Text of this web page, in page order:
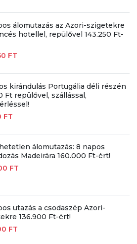
álomutazás az Azori-szigetekre
hotellel, repülővel 143.250 Ft-
FT
kirándulás Portugália déli részén
Ft repülővel, szállással,
FT
álomutazás: 8 napos
Madeirára 160.000 Ft-ért!
FT
utazás a csodaszép Azori-
136.900 Ft-ért!
FT